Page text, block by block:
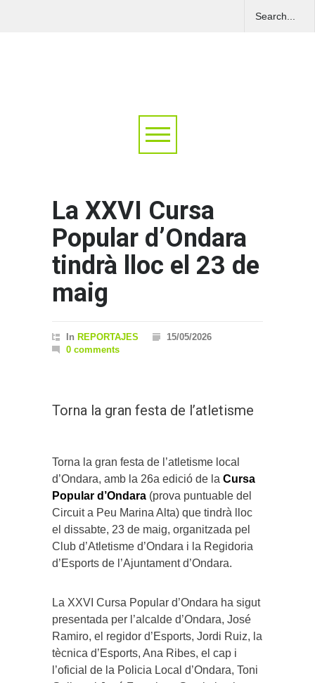
La XXVI Cursa
Popular d’Ondara
tindrà lloc el 23 de
maig
In REPORTAJES
15/05/2026
0 comments
Torna la gran festa de l’atletisme
Torna la gran festa de l’atletisme local
d’Ondara, amb la 26a edició de la Cursa
Popular d’Ondara (prova puntuable del
Circuit a Peu Marina Alta) que tindrà lloc
el dissabte, 23 de maig, organitzada pel
Club d’Atletisme d’Ondara i la Regidoria
d’Esports de l’Ajuntament d’Ondara.
La XXVI Cursa Popular d’Ondara ha sigut
presentada per l’alcalde d’Ondara, José
Ramiro, el regidor d’Esports, Jordi Ruiz, la
tècnica d’Esports, Ana Ribes, el cap i
l’oficial de la Policia Local d’Ondara, Toni